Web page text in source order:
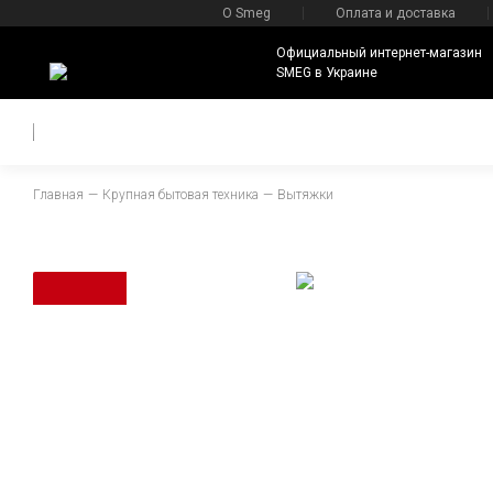
О Smeg Оплата и доставка
Официальный интернет-магазин
SMEG в Украине
Главная Крупная бытовая техника Вытяжки